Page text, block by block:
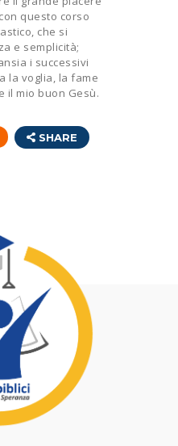
questo corso
che si
e semplicità;
i successivi
la voglia, la fame
il mio buon Gesù.
SHARE